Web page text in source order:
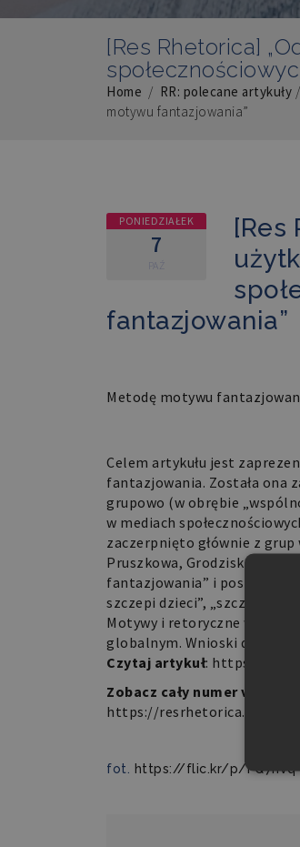
[Res Rhetorica]
Home / RR: polecane artykuły /
motywu fantazjowania”
PONIEDZIAŁEK
7
PAŹ
[Res
fantazjowania”
Metodę motywu
Celem artykułu jest
fantazjowania. Została ona
grupowo (w obrębie
w mediach
zaczerpnięto głównie z
Pruszkowa, Grodziska,
fantazjowania” i postarano
szczepi dzieci”,
Motywy i retoryczne wizje z
globalnym. Wnioski dotyczą
Czytaj artykuł: https://
Zobacz cały numer vol 6,
https://resrhetorica.com/
fot. https://flic.kr/p/FQ7nvq